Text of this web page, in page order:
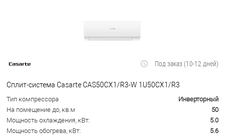
Под заказ (10-12 дней)
Сплит-система Casarte CAS50CX1/R3-W 1U50CX1/R3
Тип компрессора
Инверторный
На помещение до, кв.м
50
Мощность охлаждения, кВт:
5.0
Мощность обогрева, кВт:
5.6